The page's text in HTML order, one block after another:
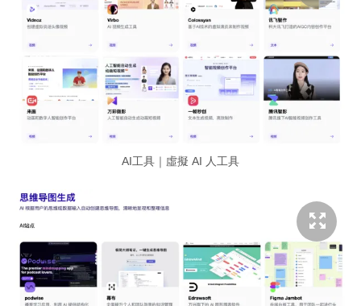
AI工具｜虛擬 AI 人工具